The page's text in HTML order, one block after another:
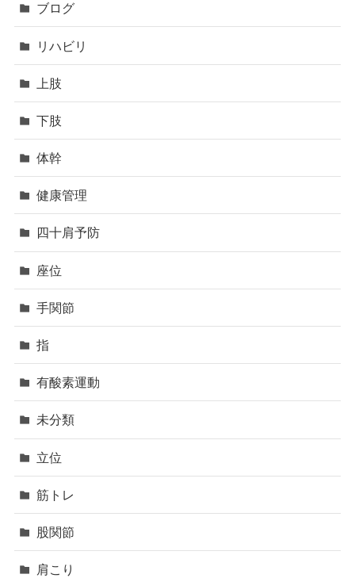
ブログ
リハビリ
上肢
下肢
体幹
健康管理
四十肩予防
座位
手関節
指
有酸素運動
未分類
立位
筋トレ
股関節
肩こり